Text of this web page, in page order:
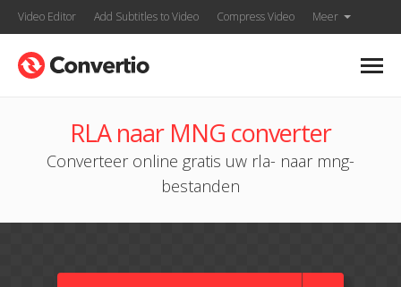
Video Editor Add Subtitles to Video Compress Video Meer
RLA naar MNG converter
Converteer online gratis uw rla- naar mng-
bestanden